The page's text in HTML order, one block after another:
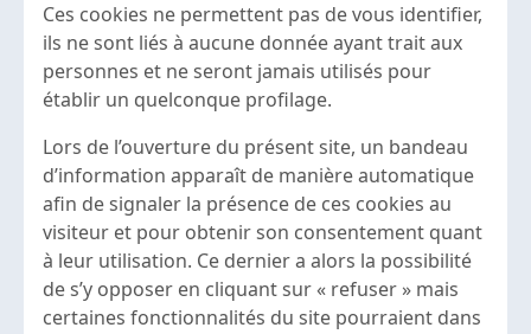
Ces cookies ne permettent pas de vous identifier,
ils ne sont liés à aucune donnée ayant trait aux
personnes et ne seront jamais utilisés pour
établir un quelconque profilage.
Lors de l’ouverture du présent site, un bandeau
d’information apparaît de manière automatique
afin de signaler la présence de ces cookies au
visiteur et pour obtenir son consentement quant
à leur utilisation. Ce dernier a alors la possibilité
de s’y opposer en cliquant sur « refuser » mais
certaines fonctionnalités du site pourraient dans